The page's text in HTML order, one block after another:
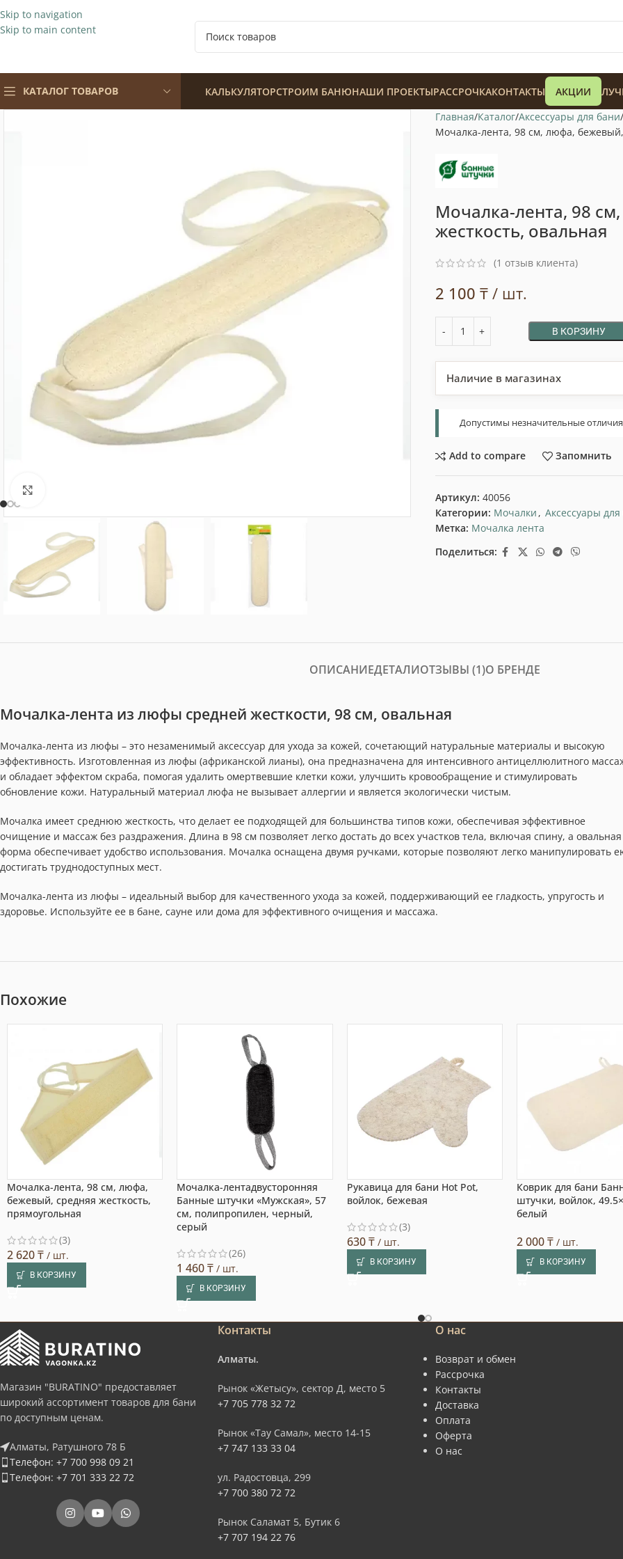
Skip to navigation
Skip to main content
КАТАЛОГ ТОВАРОВ
128 900₸
КАЛЬКУЛЯТОРСТРОИМ БАНЮНАШИ ПРОЕКТЫРАССРОЧКАКОНТАКТЫ АКЦИИ
Главная Каталог Аксессуары для бани
Мочалка-лента, 98 см, люфа,
Мочалка-лента, 98
жесткость, овальная
(1 отзыв клиента)
2 100 ₸/ шт.
В КОРЗИНУ
Наличие в магазинах
Допустимы незначительные
Add to compare Запомнить
Артикул: 40056
Категории: Мочалки , Аксессуары
Метка: Мочалка лента
Поделиться:
ОПИСАНИЕДЕТАЛИОТЗЫВЫ (1)О БРЕНДЕ
Мочалка-лента из люфы средней жесткости, 98 см, овальная
Мочалка-лента из люфы – это незаменимый аксессуар для ухода за кожей, сочетающий натуральные материалы и высокую
эффективность. Изготовленная из люфы (африканской лианы), она предназначена для интенсивного антицеллюлитного
и обладает эффектом скраба, помогая удалить омертвевшие клетки кожи, улучшить кровообращение и стимулировать
обновление кожи. Натуральный материал люфа не вызывает аллергии и является экологически чистым.
Мочалка имеет среднюю жесткость, что делает ее подходящей для большинства типов кожи, обеспечивая эффективное
очищение и массаж без раздражения. Длина в 98 см позволяет легко достать до всех участков тела, включая спину, а овальная
форма обеспечивает удобство использования. Мочалка оснащена двумя ручками, которые позволяют легко манипулировать
достигать труднодоступных мест.
Мочалка-лента из люфы – идеальный выбор для качественного ухода за кожей, поддерживающий ее гладкость, упругость и
здоровье. Используйте ее в бане, сауне или дома для эффективного очищения и массажа.
Похожие
Мочалка-лента, 98 см, люфа,
бежевый, средняя жесткость,
прямоугольная
(3)
2 620₸ / шт.
В КОРЗИНУ
Мочалка-лентадвусторонняя
Банные штучки «Мужская», 57
см, полипропилен, черный,
серый
(26)
1 460₸ / шт.
В КОРЗИНУ
Рукавица для бани Hot Pot,
войлок, бежевая
(3)
630₸/ шт.
В КОРЗИНУ
Коврик для бани
штучки, войлок,
белый
2 000₸ / шт.
В КОРЗИНУ
Магазин "BURATINO" предоставляет
широкий ассортимент товаров для бани
по доступным ценам.
Алматы, Ратушного 78 Б
Телефон: +7 700 998 09 21
Телефон: +7 701 333 22 72
Контакты
Алматы.
Рынок «Жетысу», сектор Д, место 5
+7 705 778 32 72
Рынок «Тау Самал», место 14-15
+7 747 133 33 04
ул. Радостовца, 299
+7 700 380 72 72
Рынок Саламат 5, Бутик 6
+7 707 194 22 76
О нас
Возврат и обмен
Рассрочка
Контакты
Доставка
Оплата
Оферта
О нас